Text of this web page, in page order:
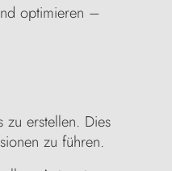
optimieren –
zu erstellen. Dies
zu führen.